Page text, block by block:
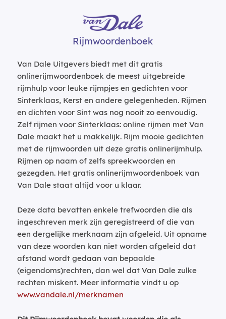
Rijmwoordenboek
Van Dale Uitgevers biedt met dit gratis
onlinerijmwoordenboek de meest uitgebreide
rijmhulp voor leuke rijmpjes en gedichten voor
Sinterklaas, Kerst en andere gelegenheden. Rijmen
en dichten voor Sint was nog nooit zo eenvoudig.
Zelf rijmen voor Sinterklaas: online rijmen met Van
Dale maakt het u makkelijk. Rijm mooie gedichten
met de rijmwoorden uit deze gratis onlinerijmhulp.
Rijmen op naam of zelfs spreekwoorden en
gezegden. Het gratis onlinerijmwoordenboek van
Van Dale staat altijd voor u klaar.
Deze data bevatten enkele trefwoorden die als
ingeschreven merk zijn geregistreerd of die van
een dergelijke merknaam zijn afgeleid. Uit opname
van deze woorden kan niet worden afgeleid dat
afstand wordt gedaan van bepaalde
(eigendoms)rechten, dan wel dat Van Dale zulke
rechten miskent. Meer informatie vindt u op
www.vandale.nl/merknamen